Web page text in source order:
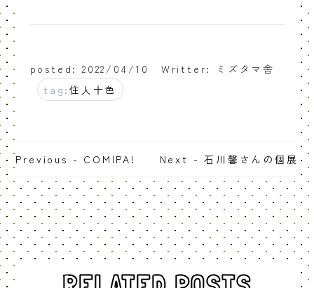
posted: 2022/04/10
Writter: ミズタマ舎
tag:住人十色
Previous - COMIPA! Next - 石川馨さんの個展